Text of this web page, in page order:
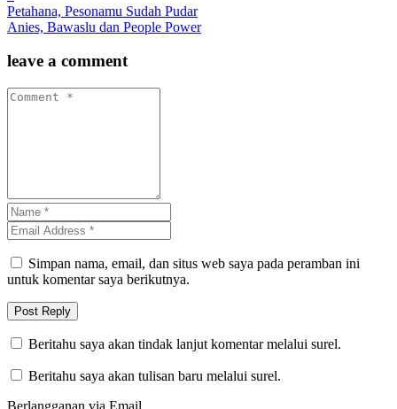
Petahana, Pesonamu Sudah Pudar
Anies, Bawaslu dan People Power
leave a comment
Simpan nama, email, dan situs web saya pada peramban ini
untuk komentar saya berikutnya.
Beritahu saya akan tindak lanjut komentar melalui surel.
Beritahu saya akan tulisan baru melalui surel.
Berlangganan via Email